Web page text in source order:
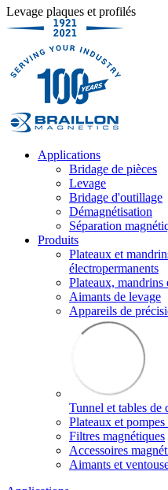
Levage plaques et profilés
Applications
Bridage de pièces
Levage
Bridage d'outillage
Démagnétisation
Séparation
Produits
Plateaux et
électropermanents
Plateaux, mandrins
Aimants de levage
Appareils de
Tunnel et tables de
Plateaux et pompes
Filtres magnétiques
Accessoires
Aimants et